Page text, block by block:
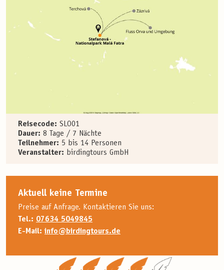
Reisecode: SLO01
Dauer: 8 Tage / 7 Nächte
Teilnehmer: 5 bis 14 Personen
Veranstalter: birdingtours GmbH
Aktuell keine Termine
Preise auf Anfrage. Kontaktieren Sie uns:
Tel.: 07634 5049845
E-Mail:info@birdingtours.de